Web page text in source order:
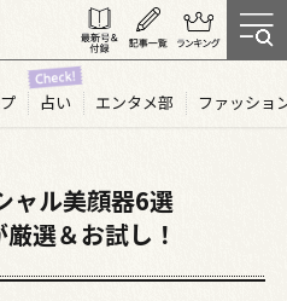
占い エンタメ部 ファッショ
ャル美顔器6選
選＆お試し！